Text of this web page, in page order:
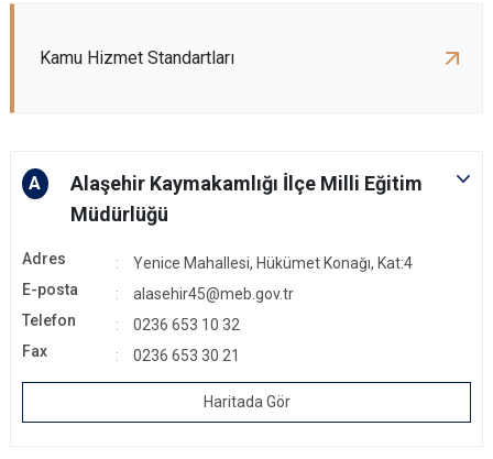
Kamu Hizmet Standartları
A
Alaşehir Kaymakamlığı İlçe Milli Eğitim
Müdürlüğü
Adres
Yenice Mahallesi, Hükümet Konağı, Kat:4
E-posta
alasehir45@meb.gov.tr
Telefon
0236 653 10 32
Fax
0236 653 30 21
Haritada Gör